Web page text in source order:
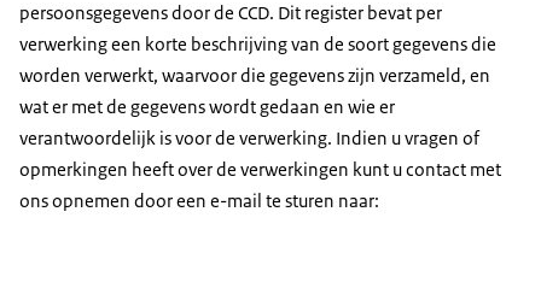
persoonsgegevens door de CCD. Dit register bevat per
verwerking een korte beschrijving van de soort gegevens die
worden verwerkt, waarvoor die gegevens zijn verzameld, en
wat er met de gegevens wordt gedaan en wie er
verantwoordelijk is voor de verwerking. Indien u vragen of
opmerkingen heeft over de verwerkingen kunt u contact met
ons opnemen door een e-mail te sturen naar: